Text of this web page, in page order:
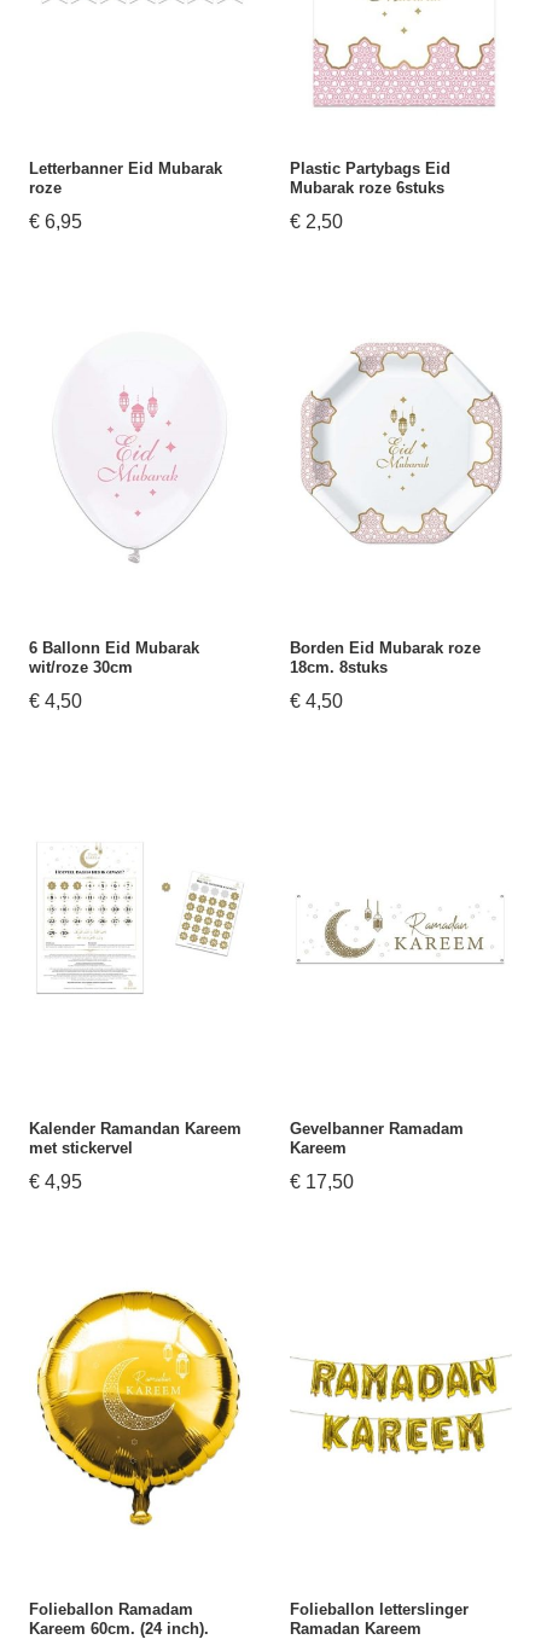
Letterbanner Eid Mubarak
roze
€ 6,95
Plastic Partybags Eid
Mubarak roze 6stuks
€ 2,50
6 Ballonn Eid Mubarak
wit/roze 30cm
€ 4,50
Borden Eid Mubarak roze
18cm. 8stuks
€ 4,50
Kalender Ramandan Kareem
met stickervel
€ 4,95
Gevelbanner Ramadam
Kareem
€ 17,50
Folieballon Ramadam
Kareem 60cm. (24 inch).
Folieballon letterslinger
Ramadan Kareem